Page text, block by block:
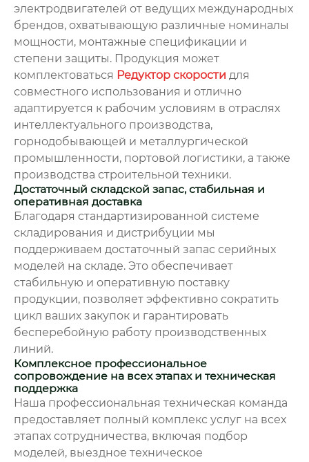
электродвигателей от ведущих международных
брендов, охватывающую различные номиналы
мощности, монтажные спецификации и
степени защиты. Продукция может
комплектоваться Редуктор скорости для
совместного использования и отлично
адаптируется к рабочим условиям в отраслях
интеллектуального производства,
горнодобывающей и металлургической
промышленности, портовой логистики, а также
производства строительной техники.
Достаточный складской запас, стабильная и
оперативная доставка
Благодаря стандартизированной системе
складирования и дистрибуции мы
поддерживаем достаточный запас серийных
моделей на складе. Это обеспечивает
стабильную и оперативную поставку
продукции, позволяет эффективно сократить
цикл ваших закупок и гарантировать
бесперебойную работу производственных
линий.
Комплексное профессиональное
сопровождение на всех этапах и техническая
поддержка
Наша профессиональная техническая команда
предоставляет полный комплекс услуг на всех
этапах сотрудничества, включая подбор
моделей, выездное техническое